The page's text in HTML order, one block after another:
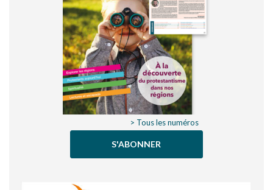
> Tous les numéros
S'ABONNER